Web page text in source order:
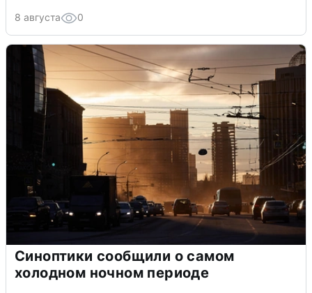
8 августа 0
Синоптики сообщили о самом
холодном ночном периоде